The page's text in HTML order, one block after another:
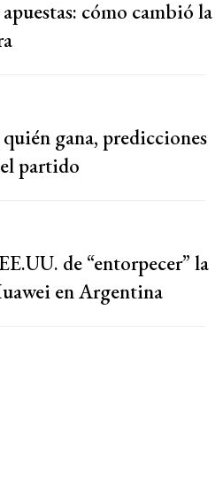
cómo cambió la
quién gana, predicciones
partido
de “entorpecer” la
en Argentina